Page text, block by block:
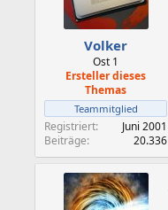
Volker
Ost 1
Ersteller dieses
Themas
Teammitglied
Registriert
Juni 2001
Beiträge
20.336